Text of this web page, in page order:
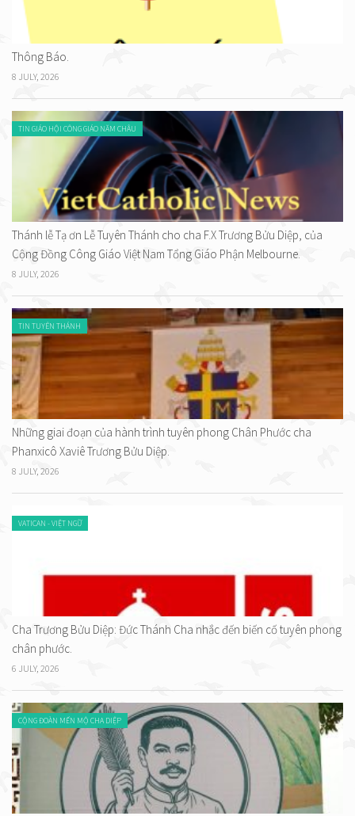
Thông Báo.
8 JULY, 2026
TIN GIÁO HỘI CÔNG GIÁO NĂM CHÂU
Thánh lễ Tạ ơn Lễ Tuyên Thánh cho cha F.X Trương Bửu Diệp, của
Cộng Đồng Công Giáo Việt Nam Tổng Giáo Phận Melbourne.
8 JULY, 2026
TIN TUYÊN THÁNH
Những giai đoạn của hành trình tuyên phong Chân Phước cha
Phanxicô Xaviê Trương Bửu Diệp.
8 JULY, 2026
VATICAN - VIỆT NGỮ
Cha Trương Bửu Diệp: Đức Thánh Cha nhắc đến biến cố tuyên phong
chân phước.
6 JULY, 2026
CỘNG ĐOÀN MẾN MỘ CHA DIỆP